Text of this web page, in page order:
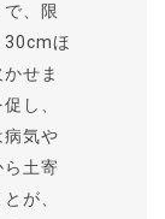
、限
30cmほ
せま
し、
気や
土寄
が、